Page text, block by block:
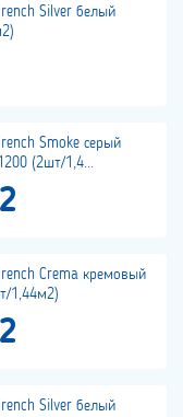
Silver белый
Smoke серый
(2шт/1,4...
Crema кремовый
1,44м2)
Silver белый